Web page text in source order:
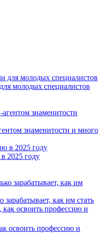
молодых специалистов
знаменитости и много
2025 году
зарабатывает, как им стать
освоить профессию и